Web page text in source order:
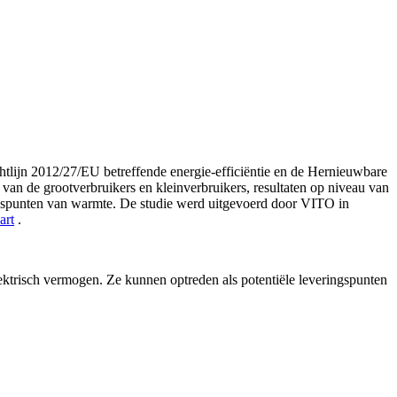
2012/27/EU betreffende energie-efficiëntie en de Hernieuwbare
de grootverbruikers en kleinverbruikers, resultaten op niveau van
van warmte. De studie werd uitgevoerd door VITO in
.
vermogen. Ze kunnen optreden als potentiële leveringspunten